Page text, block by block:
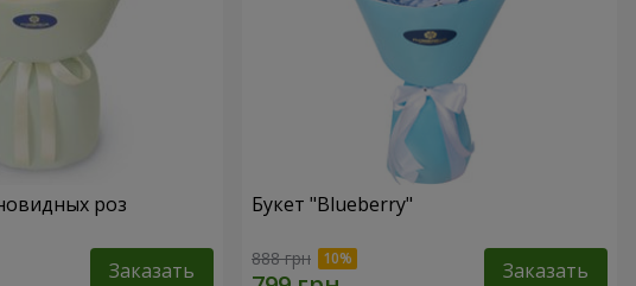
роз
Заказать
Букет "Blueberry"
888 грн Заказать